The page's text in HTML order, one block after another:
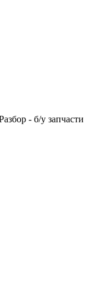
- б/у запчасти